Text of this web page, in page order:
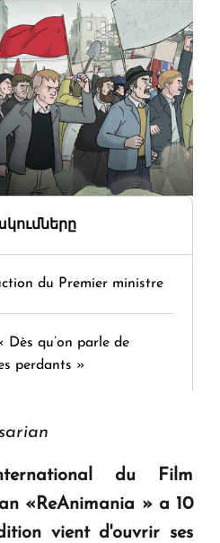
du Premier ministre
Dès qu’on parle de
perdants »
d'alternative concrète, la
de résilience et d'avenir
du Film
«ReAnimania » a 10
vient d'ouvrir ses